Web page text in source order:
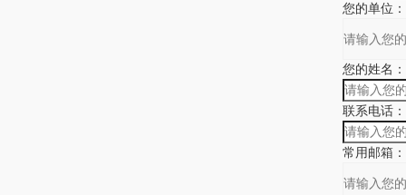
您的单位：
您的姓名：
联系电话：
常用邮箱：